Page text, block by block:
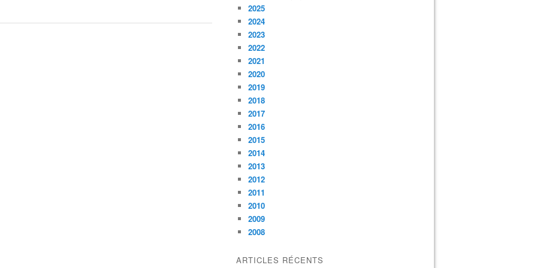
2025
2024
2023
2022
2021
2020
2019
2018
2017
2016
2015
2014
2013
2012
2011
2010
2009
2008
ARTICLES RÉCENTS